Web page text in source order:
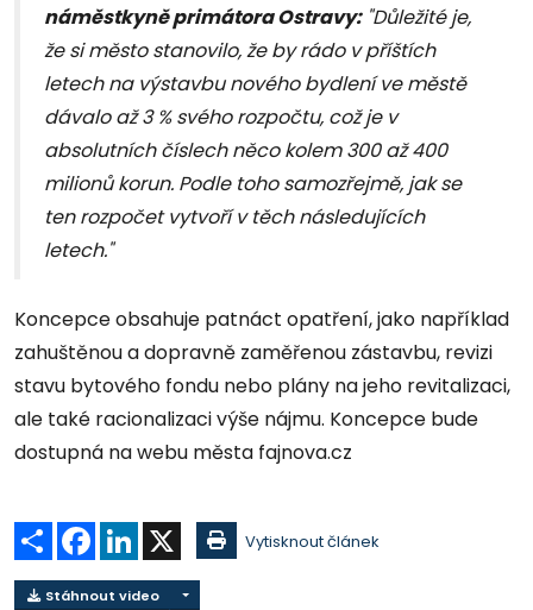
náměstkyně primátora Ostravy:"Důležité je,
že si město stanovilo, že by rádo v příštích
letech na výstavbu nového bydlení ve městě
dávalo až 3 % svého rozpočtu, což je v
absolutních číslech něco kolem 300 až 400
milionů korun. Podle toho samozřejmě, jak se
ten rozpočet vytvoří v těch následujících
letech."
Koncepce obsahuje patnáct opatření, jako například
zahuštěnou a dopravně zaměřenou zástavbu, revizi
stavu bytového fondu nebo plány na jeho revitalizaci,
ale také racionalizaci výše nájmu. Koncepce bude
dostupná na webu města fajnova.cz
Sdílet Facebook
LinkedIn Vytisknout článek
Stáhnout video